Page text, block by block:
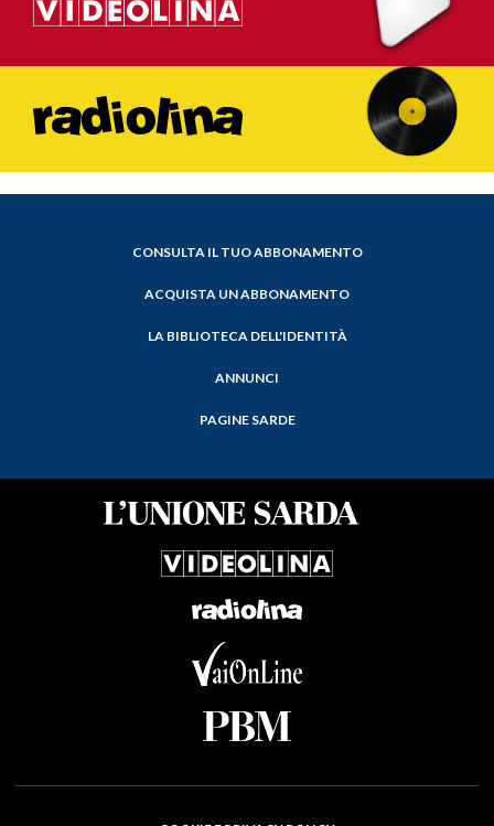
CONSULTA IL TUO ABBONAMENTO
ACQUISTA UN ABBONAMENTO
LA BIBLIOTECA DELL'IDENTITÀ
ANNUNCI
PAGINE SARDE